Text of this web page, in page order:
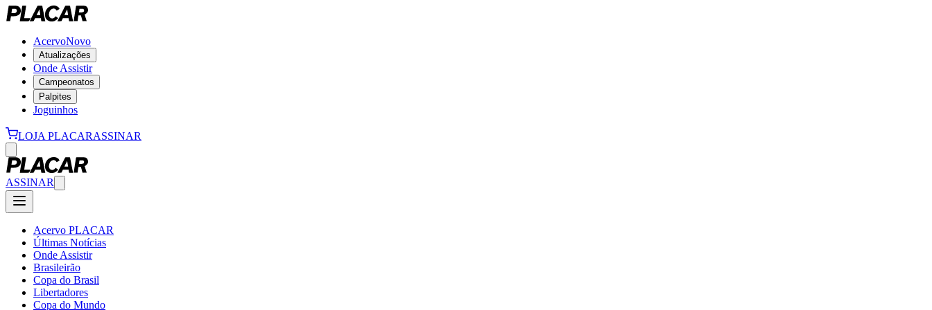
AcervoNovo
Atualizações
Onde Assistir
Campeonatos
Palpites
Joguinhos
LOJA PLACARASSINAR
ASSINAR
Acervo PLACAR
Últimas Notícias
Onde Assistir
Brasileirão
Copa do Brasil
Libertadores
Copa do Mundo